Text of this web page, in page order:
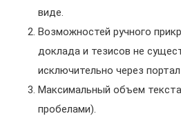
виде.
Возможностей ручного
доклада и тезисов не
исключительно через
Максимальный объем
пробелами).